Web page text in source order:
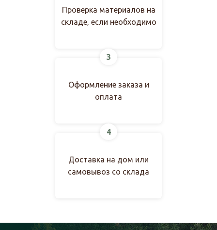
Проверка материалов на
складе, если необходимо
3
Оформление заказа и
оплата
4
Доставка на дом или
самовывоз со склада